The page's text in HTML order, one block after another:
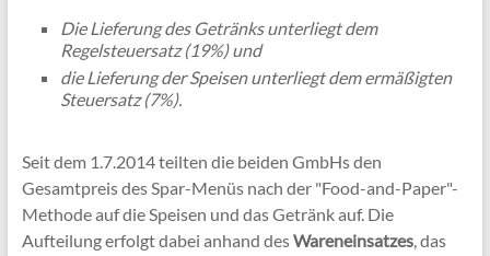
Die Lieferung des Getränks unterliegt dem
Regelsteuersatz (19%) und
die Lieferung der Speisen unterliegt dem ermäßigten
Steuersatz (7%).
Seit dem 1.7.2014 teilten die beiden GmbHs den
Gesamtpreis des Spar-Menüs nach der "Food-and-Paper"-
Methode auf die Speisen und das Getränk auf. Die
Aufteilung erfolgt dabei anhand desWareneinsatzes, das